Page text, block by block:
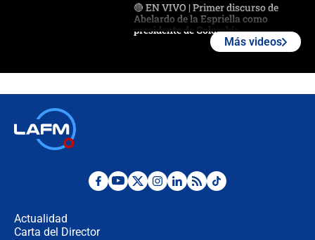
🔴 EN VIVO | Primer discurso de
Abelardo de la Espriella como
presidente de Colombia
Desde dermatitis hasta infecciones:
Más videos
Actualidad
Carta del Director